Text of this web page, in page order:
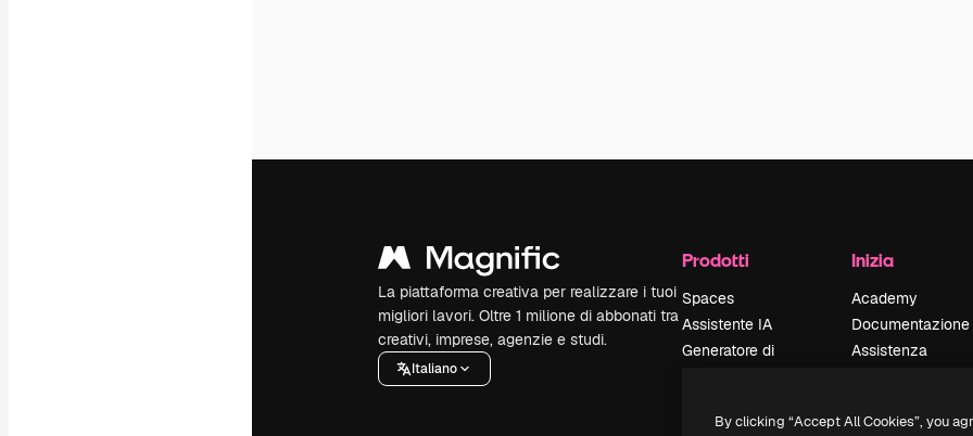
La piattaforma creativa per realizzare i tuoi
migliori lavori. Oltre 1 milione di abbonati tra
creativi, imprese, agenzie e studi.
Italiano
Prodotti
Spaces
Assistente IA
Generatore di
Inizia
Academy
Documentazione
Assistenza
Politica sulla
By clicking “Accept All Cookies”, you